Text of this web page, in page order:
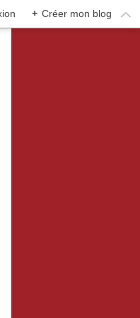
+ Créer mon blog